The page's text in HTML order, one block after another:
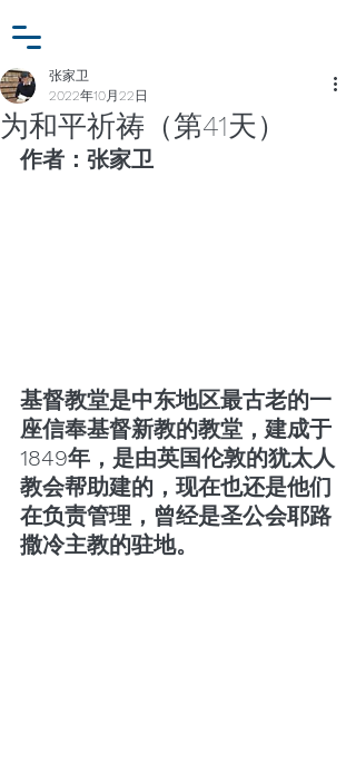
为和平祈祷（第41天）
张家卫
2022年10月22日
作者：张家卫
基督教堂是中东地区最古老的一
座信奉基督新教的教堂，建成于
1849年，是由英国伦敦的犹太人
教会帮助建的，现在也还是他们
在负责管理，曾经是圣公会耶路
撒冷主教的驻地。